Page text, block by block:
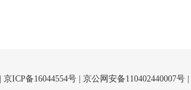
京ICP备16044554号 | 京公网安备110402440007号 |